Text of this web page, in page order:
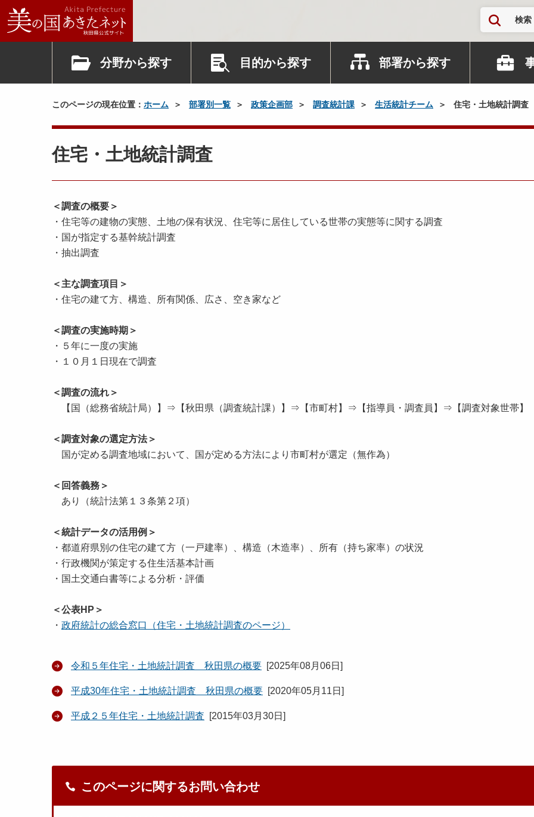
検索
分野から探す 目的から探す 部署から探す
このページの現在位置： ホーム 部署別一覧 政策企画部 調査統計課 生活統計チーム 住宅・土地統計調査
住宅・土地統計調査
＜調査の概要＞
・住宅等の建物の実態、土地の保有状況、住宅等に居住している世帯の実態等に関する調査
・国が指定する基幹統計調査
・抽出調査
＜主な調査項目＞
・住宅の建て方、構造、所有関係、広さ、空き家など
＜調査の実施時期＞
・５年に一度の実施
・１０月１日現在で調査
＜調査の流れ＞
【国（総務省統計局）】⇒【秋田県（調査統計課）】⇒【市町村】⇒【指導員・調査員】⇒【調査対象世帯】
＜調査対象の選定方法＞
国が定める調査地域において、国が定める方法により市町村が選定（無作為）
＜回答義務＞
あり（統計法第１３条第２項）
＜統計データの活用例＞
・都道府県別の住宅の建て方（一戸建率）、構造（木造率）、所有（持ち家率）の状況
・行政機関が策定する住生活基本計画
・国土交通白書等による分析・評価
＜公表HP＞
・ 政府統計の総合窓口（住宅・土地統計調査のページ）
令和５年住宅・土地統計調査 秋田県の概要 [2025年08月06日 ]
平成30年住宅・土地統計調査 秋田県の概要 [2020年05月11日 ]
平成２５年住宅・土地統計調査 [2015年03月30日 ]
このページに関するお問い合わせ